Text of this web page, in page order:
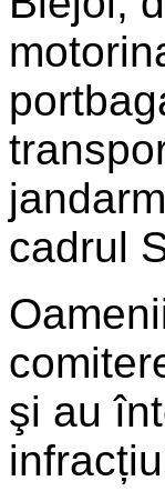
cadrul
şi au